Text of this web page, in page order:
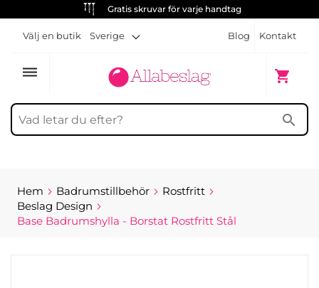
Gratis skruvar för varje handtag
Blog Kontakt
Välj en butik Sverige
dehaze shopping_cart
Min
search
Hem Badrumstillbehör
Rostfritt
Beslag Design
Base Badrumshylla - Borstat Rostfritt Stål